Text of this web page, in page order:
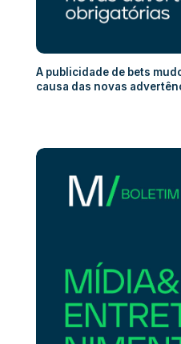
A publicidade de bets
causa das novas